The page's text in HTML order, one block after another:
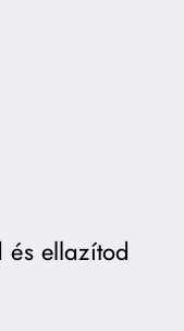
és ellazítod